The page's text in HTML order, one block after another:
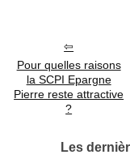
Pour quelles raisons
la SCPI Epargne
Pierre reste attractive
?
Les